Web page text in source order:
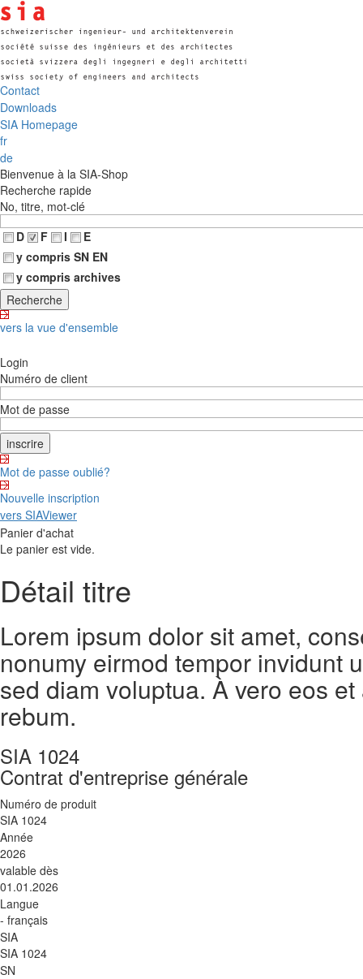
Contact
Downloads
SIA Homepage
fr
de
Bienvenue à la SIA-Shop
Recherche rapide
No, titre, mot-clé
D
F I
E
y compris SN EN
y compris archives
vers la vue d'ensemble
Login
Numéro de client
Mot de passe
Mot de passe oublié?
Nouvelle inscription
vers SIAViewer
Panier d'achat
Le panier est vide.
Détail titre
Lorem ipsum dolor sit amet,
nonumy eirmod tempor invidunt
sed diam voluptua. À vero eos
rebum.
SIA 1024
Contrat d'entreprise générale
Numéro de produit
SIA 1024
Année
2026
valable dès
01.01.2026
Langue
- français
SIA
SIA 1024
SN